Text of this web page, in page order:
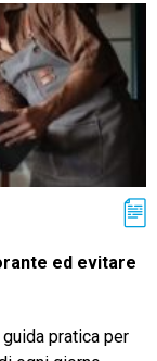
ed evitare
pratica per